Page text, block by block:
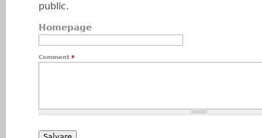
public.
Homepage
Comment *